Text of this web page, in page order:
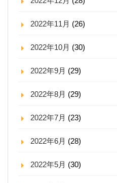
2022年11月 (26)
2022年10月 (30)
2022年9月 (29)
2022年8月 (29)
2022年7月 (23)
2022年6月 (28)
2022年5月 (30)